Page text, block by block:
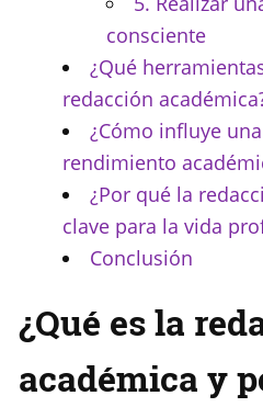
consciente
¿Qué
redacción
¿Cómo influye
rendimiento
¿Por qué la
clave para la vida
Conclusión
¿Qué es la
académica y